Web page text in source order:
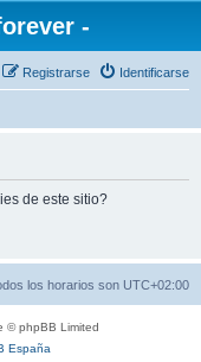
-
Identificarse
Registrarse
de este sitio?
los horarios son UTC+02:00
© phpBB Limited
España